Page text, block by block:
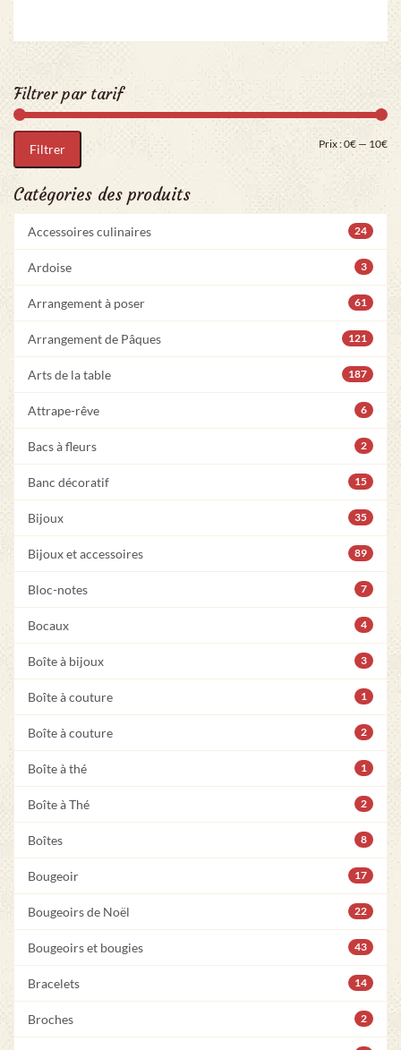
Filtrer par tarif
Filtrer Prix :0€ — 10€
Catégories des produits
Accessoires culinaires 24
Ardoise 3
Arrangement à poser 61
Arrangement de Pâques 121
Arts de la table 187
Attrape-rêve 6
Bacs à fleurs 2
Banc décoratif 15
Bijoux 35
Bijoux et accessoires 89
Bloc-notes 7
Bocaux 4
Boîte à bijoux 3
Boîte à couture 1
Boîte à couture 2
Boîte à thé 1
Boîte à Thé 2
Boîtes 8
Bougeoir 17
Bougeoirs de Noël 22
Bougeoirs et bougies 43
Bracelets 14
Broches 2